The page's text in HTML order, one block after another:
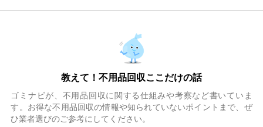
教えて！不用品回収ここだけの話
ゴミナビが、不用品回収に関する仕組みや考察など書いていま
す。お得な不用品回収の情報や知られていないポイントまで、ぜ
ひ業者選びのご参考にしてください。